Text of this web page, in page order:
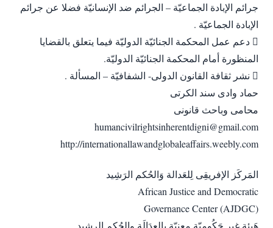
جرائم الإبادة الجماعيّة – الجرائم ضد الإنسانيّة فضلا عن جرائم
الإبادة الجماعيّة .
 دعم عمل المحكمة الجنائيّة الدوليّة فيما يتعلق بالقضايا
المنظورة أمام المحكمة الجنائيّة الدوليّة.
 نشر ثقافة القانون الدولى- الشفافيّة – المسألة .
حماد وادى سند الكرتى
محامى وباحث قانونى
humancivilrightsinherentdigni@gmail.com
http://internationallawandglobaleaffairs.weebly.com
المَركَز الإفريقِى لِلعَدالة وَالحُكم الرَشِيد
African Justice and Democratic
Governance Center (AJDGC)
هَيئة غير حَكُومِيّة معنيّة بالعدَالَة والحُكم الرشِيد